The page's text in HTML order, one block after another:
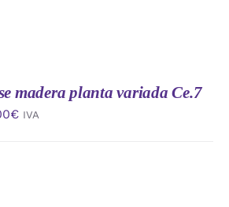
madera planta variada Ce.7
€ IVA